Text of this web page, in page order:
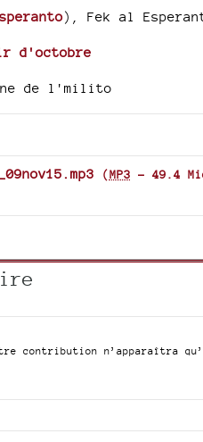
) , Fek al
d'octobre
de l'milito
(MP3 - 49.4
contribution n’apparaîtra